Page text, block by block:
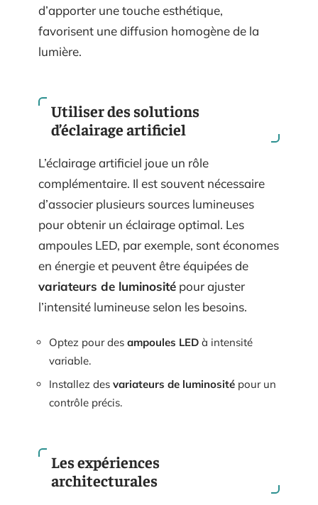
d’apporter une touche esthétique,
favorisent une diffusion homogène de la
lumière.
Utiliser des solutions
d’éclairage artificiel
L’éclairage artificiel joue un rôle
complémentaire. Il est souvent nécessaire
d’associer plusieurs sources lumineuses
pour obtenir un éclairage optimal. Les
ampoules LED, par exemple, sont économes
en énergie et peuvent être équipées de
variateurs de luminosité pour ajuster
l’intensité lumineuse selon les besoins.
Optez pour des ampoules LED à intensité
variable.
Installez des variateurs de luminosité pour un
contrôle précis.
Les expériences
architecturales